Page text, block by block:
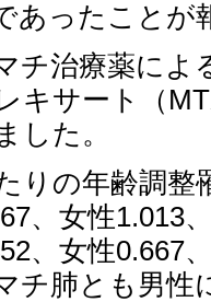
あったことが
チ治療薬によ
キサート（
した。
りの年齢調整
、女性1.013
、女性0.667
チ肺とも男性